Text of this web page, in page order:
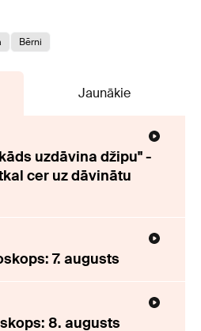
Bērni
Jaunākie
uzdāvina džipu" -
cer uz dāvinātu
7. augusts
8. augusts